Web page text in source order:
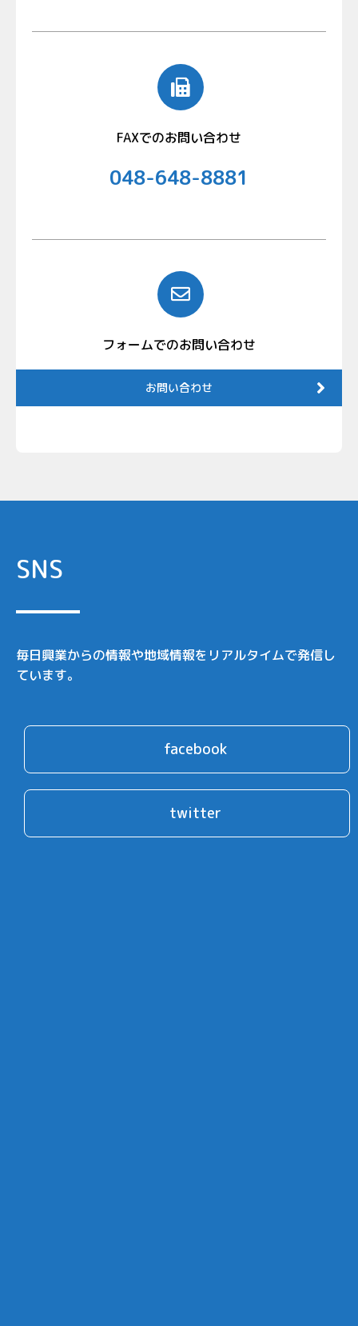
FAXでのお問い合わせ
048-648-8881
フォームでのお問い合わせ
お問い合わせ
SNS
毎日興業からの情報や地域情報をリアルタイムで発信し
ています。
facebook
twitter